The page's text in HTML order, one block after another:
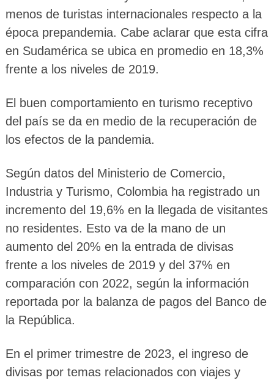
menos de turistas internacionales respecto a la
época prepandemia. Cabe aclarar que esta cifra
en Sudamérica se ubica en promedio en 18,3%
frente a los niveles de 2019.
El buen comportamiento en turismo receptivo
del país se da en medio de la recuperación de
los efectos de la pandemia.
Según datos del Ministerio de Comercio,
Industria y Turismo, Colombia ha registrado un
incremento del 19,6% en la llegada de visitantes
no residentes. Esto va de la mano de un
aumento del 20% en la entrada de divisas
frente a los niveles de 2019 y del 37% en
comparación con 2022, según la información
reportada por la balanza de pagos del Banco de
la República.
En el primer trimestre de 2023, el ingreso de
divisas por temas relacionados con viajes y